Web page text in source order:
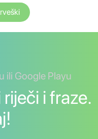
ili Google Playu
i fraze.